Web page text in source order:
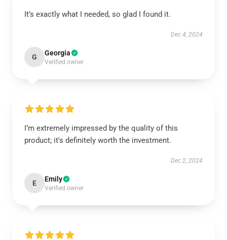
It’s exactly what I needed, so glad I found it.
Dec 4, 2024
G Georgia
Verified owner
I’m extremely impressed by the quality of this
product; it's definitely worth the investment.
Dec 2, 2024
E Emily
Verified owner